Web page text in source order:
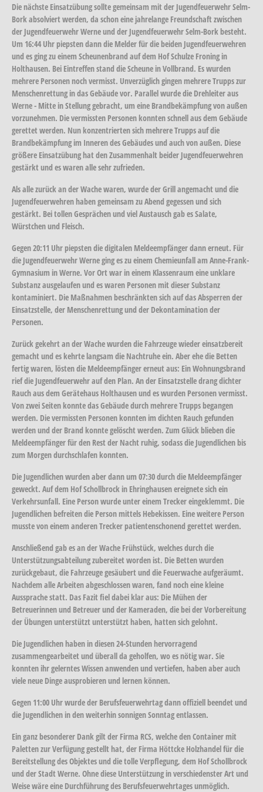
Die nächste Einsatzübung sollte gemeinsam mit der Jugendfeuerwehr Selm-
Bork absolviert werden, da schon eine jahrelange Freundschaft zwischen
der Jugendfeuerwehr Werne und der Jugendfeuerwehr Selm-Bork besteht.
Um 16:44 Uhr piepsten dann die Melder für die beiden Jugendfeuerwehren
und es ging zu einem Scheunenbrand auf dem Hof Schulze Froning in
Holthausen. Bei Eintreffen stand die Scheune in Vollbrand. Es wurden
mehrere Personen noch vermisst. Unverzüglich gingen mehrere Trupps zur
Menschenrettung in das Gebäude vor. Parallel wurde die Drehleiter aus
Werne - Mitte in Stellung gebracht, um eine Brandbekämpfung von außen
vorzunehmen. Die vermissten Personen konnten schnell aus dem Gebäude
gerettet werden. Nun konzentrierten sich mehrere Trupps auf die
Brandbekämpfung im Inneren des Gebäudes und auch von außen. Diese
größere Einsatzübung hat den Zusammenhalt beider Jugendfeuerwehren
gestärkt und es waren alle sehr zufrieden.
Als alle zurück an der Wache waren, wurde der Grill angemacht und die
Jugendfeuerwehren haben gemeinsam zu Abend gegessen und sich
gestärkt. Bei tollen Gesprächen und viel Austausch gab es Salate,
Würstchen und Fleisch.
Gegen 20:11 Uhr piepsten die digitalen Meldeempfänger dann erneut. Für
die Jugendfeuerwehr Werne ging es zu einem Chemieunfall am Anne-Frank-
Gymnasium in Werne. Vor Ort war in einem Klassenraum eine unklare
Substanz ausgelaufen und es waren Personen mit dieser Substanz
kontaminiert. Die Maßnahmen beschränkten sich auf das Absperren der
Einsatzstelle, der Menschenrettung und der Dekontamination der
Personen.
Zurück gekehrt an der Wache wurden die Fahrzeuge wieder einsatzbereit
gemacht und es kehrte langsam die Nachtruhe ein. Aber ehe die Betten
fertig waren, lösten die Meldeempfänger erneut aus: Ein Wohnungsbrand
rief die Jugendfeuerwehr auf den Plan. An der Einsatzstelle drang dichter
Rauch aus dem Gerätehaus Holthausen und es wurden Personen vermisst.
Von zwei Seiten konnte das Gebäude durch mehrere Trupps begangen
werden. Die vermissten Personen konnten im dichten Rauch gefunden
werden und der Brand konnte gelöscht werden. Zum Glück blieben die
Meldeempfänger für den Rest der Nacht ruhig, sodass die Jugendlichen bis
zum Morgen durchschlafen konnten.
Die Jugendlichen wurden aber dann um 07:30 durch die Meldeempfänger
geweckt. Auf dem Hof Schollbrock in Ehringhausen ereignete sich ein
Verkehrsunfall. Eine Person wurde unter einem Trecker eingeklemmt. Die
Jugendlichen befreiten die Person mittels Hebekissen. Eine weitere Person
musste von einem anderen Trecker patientenschonend gerettet werden.
Anschließend gab es an der Wache Frühstück, welches durch die
Unterstützungsabteilung zubereitet worden ist. Die Betten wurden
zurückgebaut, die Fahrzeuge gesäubert und die Feuerwache aufgeräumt.
Nachdem alle Arbeiten abgeschlossen waren, fand noch eine kleine
Aussprache statt. Das Fazit fiel dabei klar aus: Die Mühen der
Betreuerinnen und Betreuer und der Kameraden, die bei der Vorbereitung
der Übungen unterstützt unterstützt haben, hatten sich gelohnt.
Die Jugendlichen haben in diesen 24-Stunden hervorragend
zusammengearbeitet und überall da geholfen, wo es nötig war. Sie
konnten ihr gelerntes Wissen anwenden und vertiefen, haben aber auch
viele neue Dinge ausprobieren und lernen können.
Gegen 11:00 Uhr wurde der Berufsfeuerwehrtag dann offiziell beendet und
die Jugendlichen in den weiterhin sonnigen Sonntag entlassen.
Ein ganz besonderer Dank gilt der Firma RCS, welche den Container mit
Paletten zur Verfügung gestellt hat, der Firma Höttcke Holzhandel für die
Bereitstellung des Objektes und die tolle Verpflegung, dem Hof Schollbrock
und der Stadt Werne. Ohne diese Unterstützung in verschiedenster Art und
Weise wäre eine Durchführung des Berufsfeuerwehrtages unmöglich.